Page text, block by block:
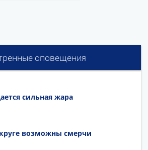
оповещения
сильная жара
возможны смерчи